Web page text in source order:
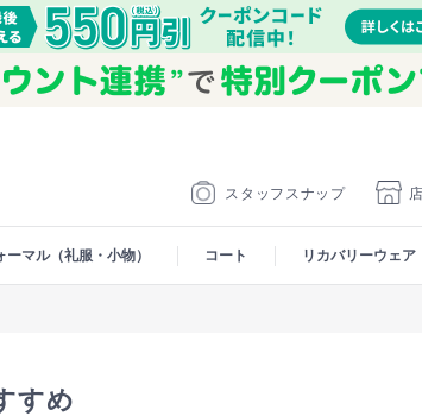
スタッフスナップ
ーマル（礼服・小物） コート リカバリーウェア
すめ